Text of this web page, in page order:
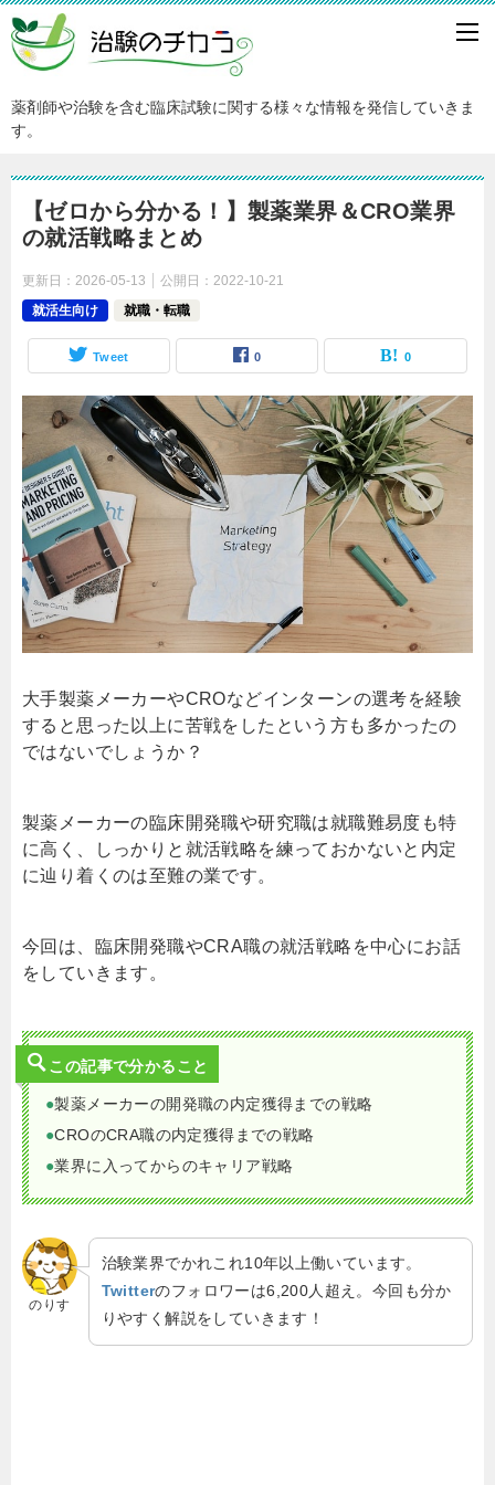
薬剤師や治験を含む臨床試験に関する様々な情報を発信していきま
す。
【ゼロから分かる！】製薬業界＆CRO業界
の就活戦略まとめ
更新日： 2026-05-13 公開日： 2022-10-21
就活生向け
就職・転職
Tweet 0 0
大手製薬メーカーやCROなどインターンの選考を経験
すると思った以上に苦戦をしたという方も多かったの
ではないでしょうか？
製薬メーカーの臨床開発職や研究職は就職難易度も特
に高く、しっかりと就活戦略を練っておかないと内定
に辿り着くのは至難の業です。
今回は、臨床開発職やCRA職の就活戦略を中心にお話
をしていきます。
この記事で分かること
●製薬メーカーの開発職の内定獲得までの戦略
●CROのCRA職の内定獲得までの戦略
●業界に入ってからのキャリア戦略
のりす
治験業界でかれこれ10年以上働いています。
Twitterのフォロワーは6,200人超え。今回も分か
りやすく解説をしていきます！